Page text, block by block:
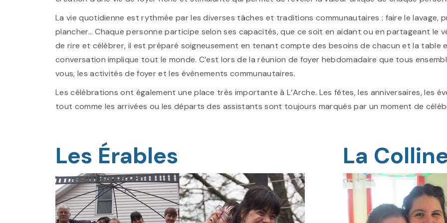
La vie quotidienne est rythmée par les diverses tâches et traditions communautaires : faire le lavage,
plancher… Chaque personne participe selon ses capacités, que ce soit en aidant ou en partageant le
de rire et célébrer, il est préparé soigneusement en tenant compte des besoins de chacun et la table
conversation implique tout le monde. C’est lors de la réunion de foyer hebdomadaire que tous
vous, les activités de foyer et les évènements communautaires.
Les célébrations ont également une place très importante à L’Arche. Les fêtes, les anniversaires, les
tout comme les arrivées ou les départs des assistants sont toujours marqués par un moment de
Les Érables La